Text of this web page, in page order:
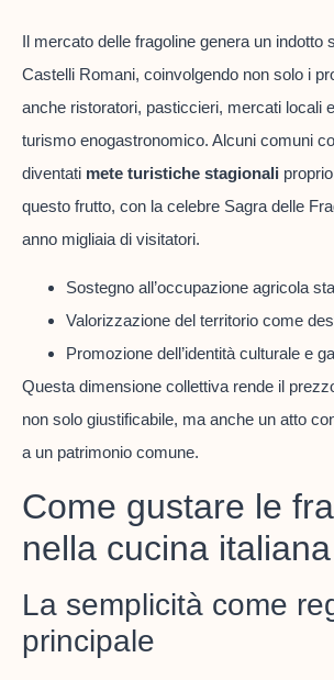
Il mercato delle fragoline genera un indotto
Castelli Romani, coinvolgendo non solo i
anche ristoratori, pasticcieri, mercati locali
turismo enogastronomico. Alcuni comuni
diventati mete turistiche stagionali
questo frutto, con la celebre Sagra delle
anno migliaia di visitatori.
Sostegno all’occupazione agricola
Valorizzazione del territorio come
Promozione dell’identità culturale e
Questa dimensione collettiva rende il
non solo giustificabile, ma anche un atto
a un patrimonio comune.
Come gustare le
nella cucina italiana
La semplicità come
principale